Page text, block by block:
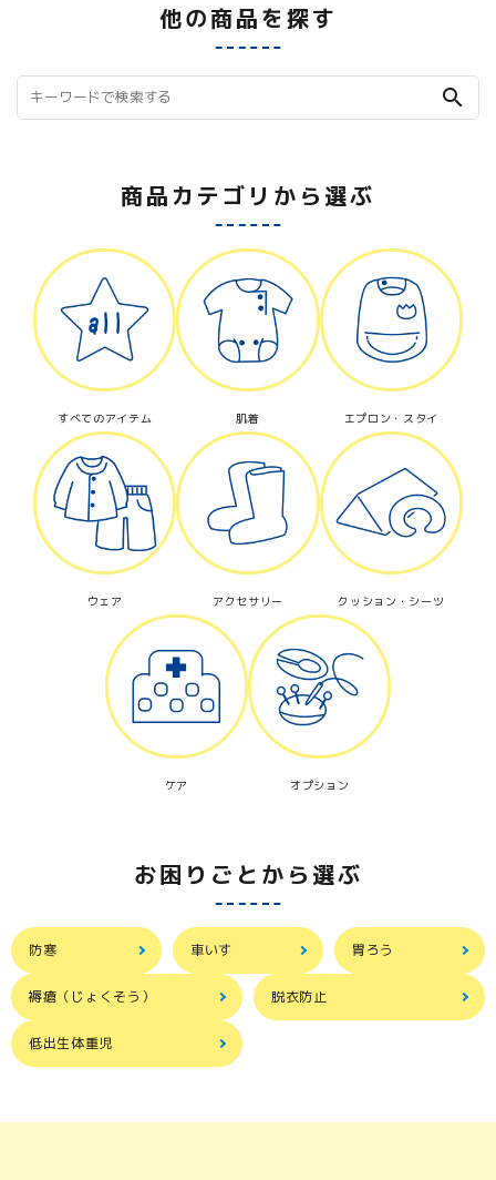
他の商品を探す
search
商品カテゴリから選ぶ
すべてのアイテム 肌着 エプロン・スタイ
ウェア アクセサリー クッション・シーツ
ケア オプション
お困りごとから選ぶ
防寒 車いす 胃ろう
褥瘡（じょくそう） 脱衣防止
低出生体重児